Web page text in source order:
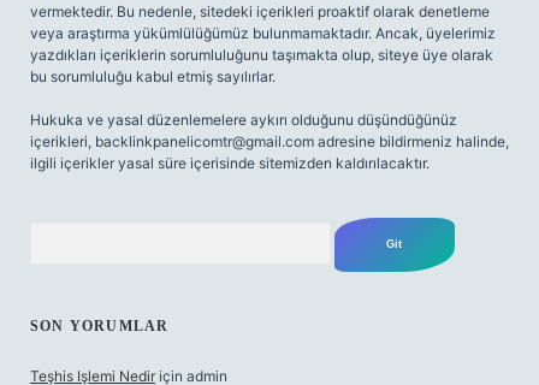
vermektedir. Bu nedenle, sitedeki içerikleri proaktif olarak denetleme
veya araştırma yükümlülüğümüz bulunmamaktadır. Ancak, üyelerimiz
yazdıkları içeriklerin sorumluluğunu taşımakta olup, siteye üye olarak
bu sorumluluğu kabul etmiş sayılırlar.
Hukuka ve yasal düzenlemelere aykırı olduğunu düşündüğünüz
içerikleri, backlinkpanelicomtr@gmail.com adresine bildirmeniz halinde,
ilgili içerikler yasal süre içerisinde sitemizden kaldırılacaktır.
SON YORUMLAR
Teşhis Işlemi Nedir için admin